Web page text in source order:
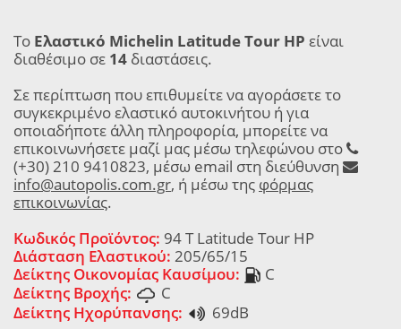
Το Ελαστικό Michelin Latitude Tour HP είναι
διαθέσιμο σε 14 διαστάσεις.
Σε περίπτωση που επιθυμείτε να αγοράσετε το
συγκεκριμένο ελαστικό αυτοκινήτου ή για
οποιαδήποτε άλλη πληροφορία, μπορείτε να
επικοινωνήσετε μαζί μας μέσω τηλεφώνου στο
(+30) 210 9410823, μέσω email στη διεύθυνση
info@autopolis.com.gr, ή μέσω της φόρμας
επικοινωνίας.
Κωδικός Προϊόντος: 94 T Latitude Tour HP
Διάσταση Ελαστικού: 205/65/15
Δείκτης Οικονομίας Καυσίμου:
C
Δείκτης Βροχής:
C
Δείκτης Ηχορύπανσης:
69dB